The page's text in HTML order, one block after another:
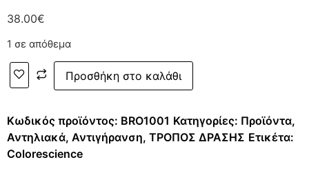
38.00€
1 σε απόθεμα
Προσθήκη στο καλάθι
Κωδικός προϊόντος: BRO1001 Κατηγορίες: Προϊόντα,
Αντηλιακά, Αντιγήρανση, ΤΡΟΠΟΣ ΔΡΑΣΗΣ Ετικέτα:
Colorescience